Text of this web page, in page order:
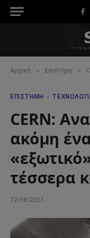
Αρχική » Επιστήμη »
ΕΠΙΣΤΉΜΗ
CERN:
ακόμη
τέσσερα
12/08/2021